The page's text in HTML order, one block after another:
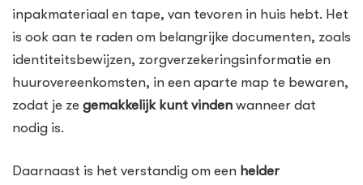
inpakmateriaal en tape, van tevoren in huis hebt. Het
is ook aan te raden om belangrijke documenten, zoals
identiteitsbewijzen, zorgverzekeringsinformatie en
huurovereenkomsten, in een aparte map te bewaren,
zodat je ze gemakkelijk kunt vinden wanneer dat
nodig is.
Daarnaast is het verstandig om een helder